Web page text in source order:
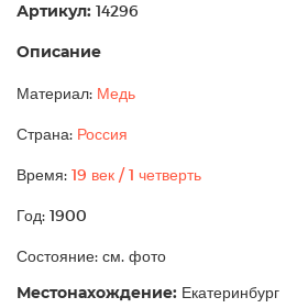
Артикул: 14296
Описание
Материал: Медь
Страна: Россия
Время: 19 век / 1 четверть
Год: 1900
Состояние: см. фото
Местонахождение: Екатеринбург